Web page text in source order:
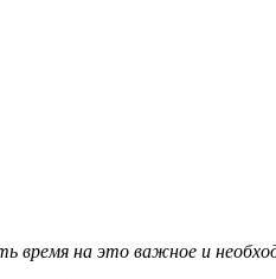
на это важное и